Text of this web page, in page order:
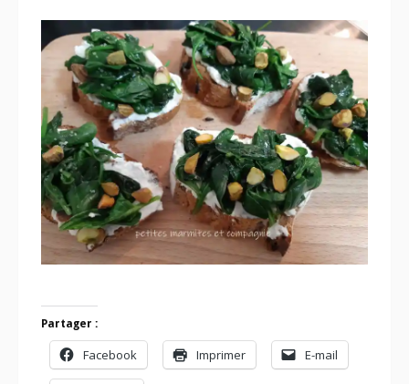
Partager :
Facebook Imprimer E-mail